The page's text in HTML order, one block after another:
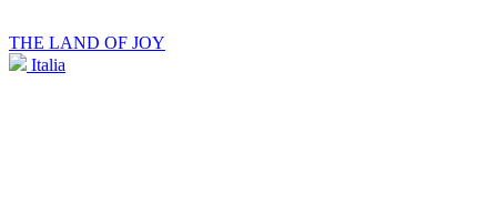
THE LAND OF JOY
Italia